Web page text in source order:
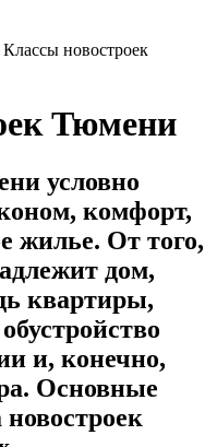
Классы новостроек
Тюмени
условно
комфорт,
жилье. От того,
дом,
квартиры,
и, конечно,
Основные